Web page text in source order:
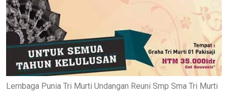
Lembaga Punia Tri Murti Undangan Reuni Smp Sma Tri Murti